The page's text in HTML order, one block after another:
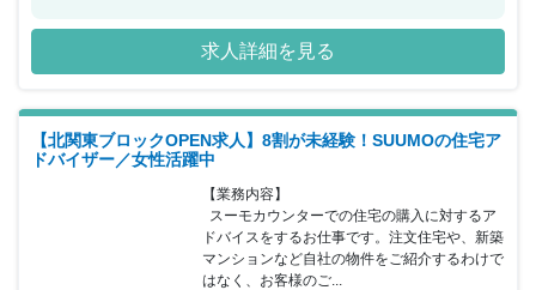
制度など女性のライフイベントにも沿った制度が整っております。
求人詳細を見る
【北関東ブロックOPEN求人】8割が未経験！SUUMOの住宅ア
ドバイザー／女性活躍中
【業務内容】
ドバイスをするお仕事です。注文住宅や、新築
マンションなど自社の物件をご紹介するわけで
はなく、お客様のご...